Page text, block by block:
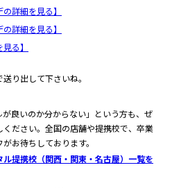
詳細を見る】
詳細を見る】
る】
り出して下さいね。
が良いのか分からない」という方も、ぜ
ださい。全国の店舗や提携校で、卒業
お待ちしております。
ル提携校（関西・関東・名古屋）一覧を